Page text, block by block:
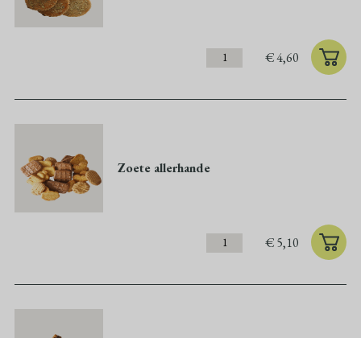
€4,60
Zoete allerhande
€5,10